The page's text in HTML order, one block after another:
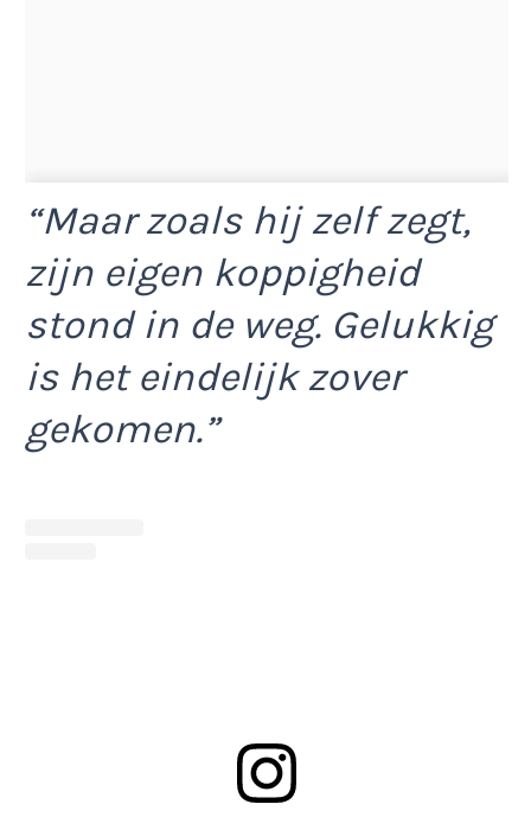
“Maar zoals hij zelf zegt,
zijn eigen koppigheid
stond in de weg. Gelukkig
is het eindelijk zover
gekomen.”